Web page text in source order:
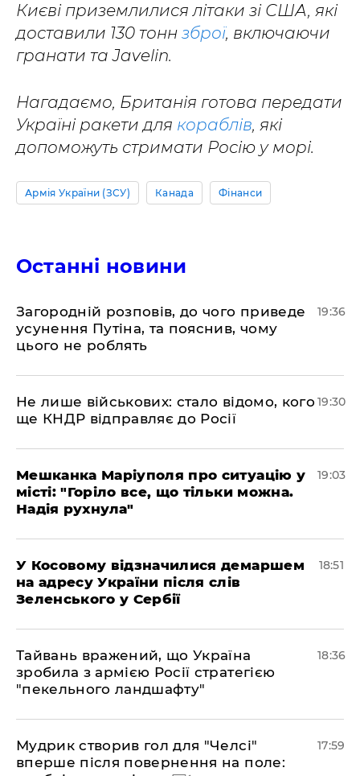
Києві приземлилися літаки зі США, які
доставили 130 тонн зброї, включаючи
гранати та Javelin.
Нагадаємо, Британія готова передати
Україні ракети для кораблів, які
допоможуть стримати Росію у морі.
Армія України (ЗСУ) Канада Фінанси
Останні новини
Загородній розповів, до чого приведе
усунення Путіна, та пояснив, чому
цього не роблять
19:36
Не лише військових: стало відомо, кого
ще КНДР відправляє до Росії
19:30
Мешканка Маріуполя про ситуацію у
місті: "Горіло все, що тільки можна.
Надія рухнула"
19:03
У Косовому відзначилися демаршем
на адресу України після слів
Зеленського у Сербії
18:51
Тайвань вражений, що Україна
зробила з армією Росії стратегією
"пекельного ландшафту"
18:36
Мудрик створив гол для "Челсі"
вперше після повернення на поле:
17:59